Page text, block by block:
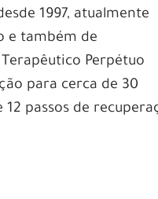
1997, atualmente
e também de
Perpétuo
para cerca de 30
passos de